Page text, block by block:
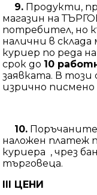
9. Продукти,
магазин на
потребител, но
налични в
куриер по реда
срок до 10
заявката. В
изрично
10.
наложен платеж
куриера , чрез
търговеца.
III ЦЕНИ